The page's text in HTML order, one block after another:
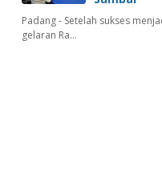
Padang - Setelah sukses
gelaran Ra…